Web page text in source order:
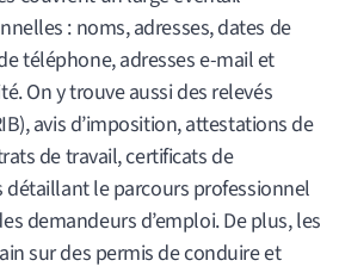
: noms, adresses, dates de
téléphone, adresses e-mail et
On y trouve aussi des relevés
avis d’imposition, attestations de
de travail, certificats de
le parcours professionnel
demandeurs d’emploi. De plus, les
sur des permis de conduire et